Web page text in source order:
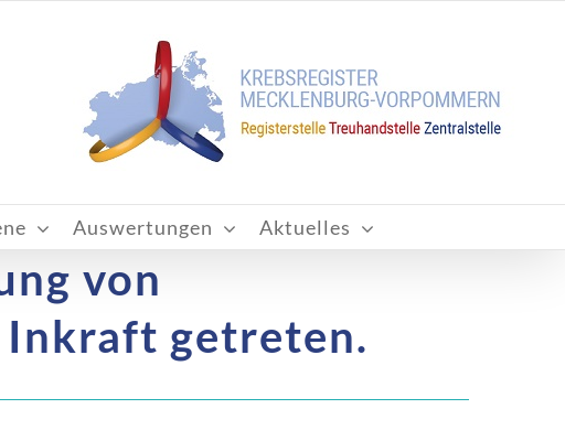
Auswertungen Aktuelles
von
Inkraft getreten.